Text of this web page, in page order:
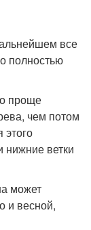
все
полностью
проще
чем потом
нижние ветки
может
и весной,